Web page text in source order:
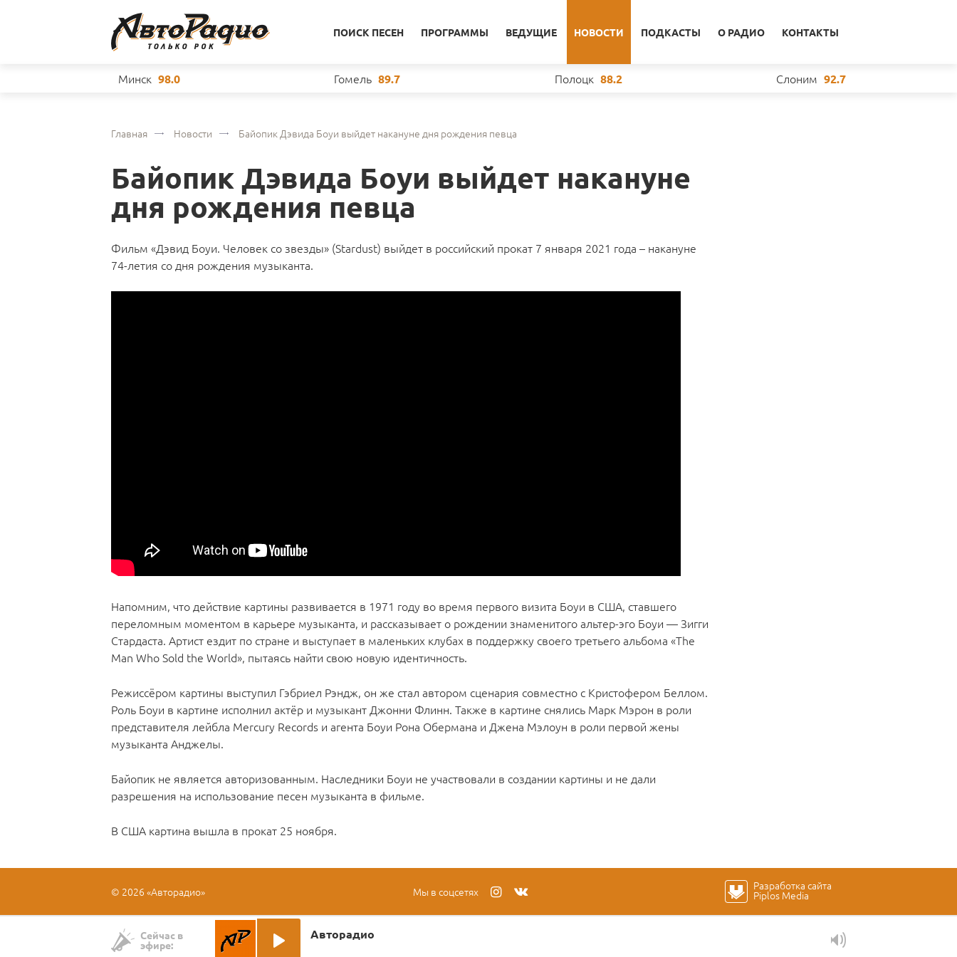
ПОИСК ПЕСЕН ПРОГРАММЫ ВЕДУЩИЕ НОВОСТИ ПОДКАСТЫ О РАДИО КОНТАКТЫ
Минск 98.0 Гомель 89.7 Полоцк 88.2 Слоним 92.7
Главная Новости Байопик Дэвида Боуи выйдет накануне дня рождения певца
Байопик Дэвида Боуи выйдет накануне
дня рождения певца
Фильм «Дэвид Боуи. Человек со звезды» (Stardust) выйдет в российский прокат 7 января 2021 года – накануне
74-летия со дня рождения музыканта.
Напомним, что действие картины развивается в 1971 году во время первого визита Боуи в США, ставшего
переломным моментом в карьере музыканта, и рассказывает о рождении знаменитого альтер-эго Боуи — Зигги
Стардаста. Артист ездит по стране и выступает в маленьких клубах в поддержку своего третьего альбома «The
Man Who Sold the World», пытаясь найти свою новую идентичность.
Режиссёром картины выступил Гэбриел Рэндж, он же стал автором сценария совместно с Кристофером Беллом.
Роль Боуи в картине исполнил актёр и музыкант Джонни Флинн. Также в картине снялись Марк Мэрон в роли
представителя лейбла Mercury Records и агента Боуи Рона Обермана и Джена Мэлоун в роли первой жены
музыканта Анджелы.
Байопик не является авторизованным. Наследники Боуи не участвовали в создании картины и не дали
разрешения на использование песен музыканта в фильме.
В США картина вышла в прокат 25 ноября.
© 2026 «Авторадио» Мы в соцсетях Разработка сайта
Piplos Media
Сейчас в
эфире:
Авторадио